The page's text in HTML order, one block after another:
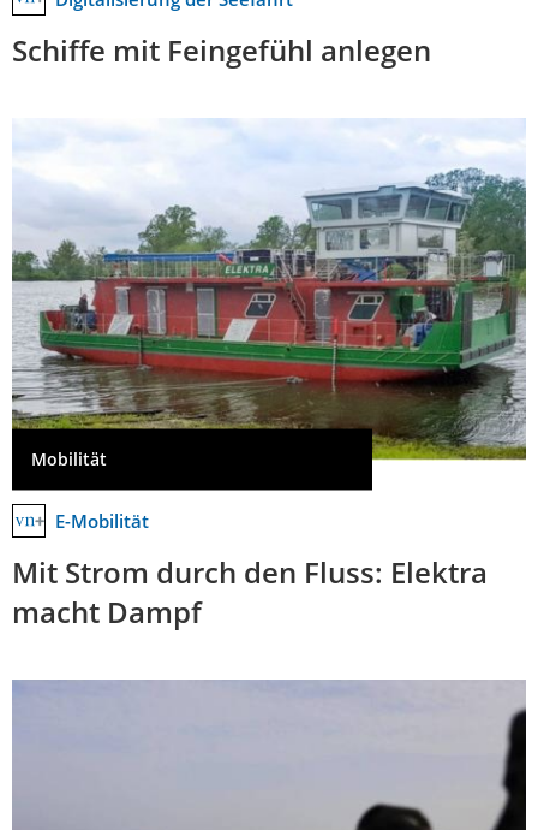
Schiffe mit Feingefühl anlegen
Mobilität
E-Mobilität
Mit Strom durch den Fluss: Elektra
macht Dampf